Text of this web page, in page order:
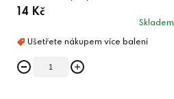
14 Kč
Skladem